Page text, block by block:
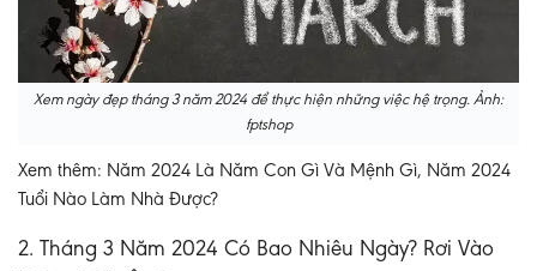
Xem ngày đẹp tháng 3 năm 2024 để thực hiện những việc hệ trọng. Ảnh:
fptshop
Xem thêm: Năm 2024 Là Năm Con Gì Và Mệnh Gì, Năm 2024
Tuổi Nào Làm Nhà Được?
2. Tháng 3 Năm 2024 Có Bao Nhiêu Ngày? Rơi Vào